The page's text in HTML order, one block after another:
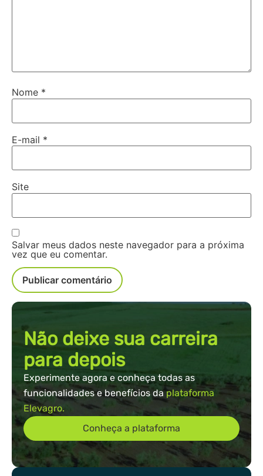
Nome *
E-mail *
Site
Salvar meus dados neste navegador para a próxima
vez que eu comentar.
Não deixe sua carreira
para depois
Experimente agora e conheça todas as
funcionalidades e benefícios daplataforma
Elevagro.
Conheça a plataforma